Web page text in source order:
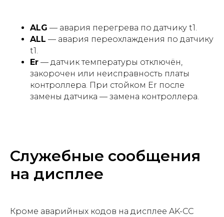
ALG — авария перегрева по датчику t1.
ALL — авария переохлаждения по датчику
t1.
Er — датчик температуры отключён,
закорочен или неисправность платы
контроллера. При стойком Er после
замены датчика — замена контроллера.
Служебные сообщения
на дисплее
Кроме аварийных кодов на дисплее AK-CC